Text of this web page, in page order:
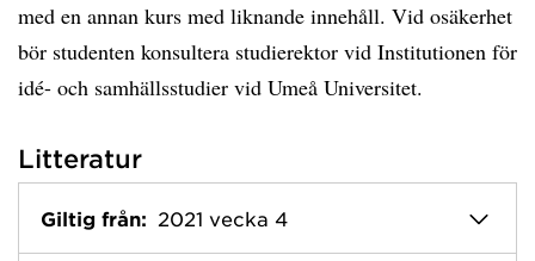
med en annan kurs med liknande innehåll. Vid osäkerhet
bör studenten konsultera studierektor vid Institutionen för
idé- och samhällsstudier vid Umeå Universitet.
Litteratur
Giltig från: 2021 vecka 4